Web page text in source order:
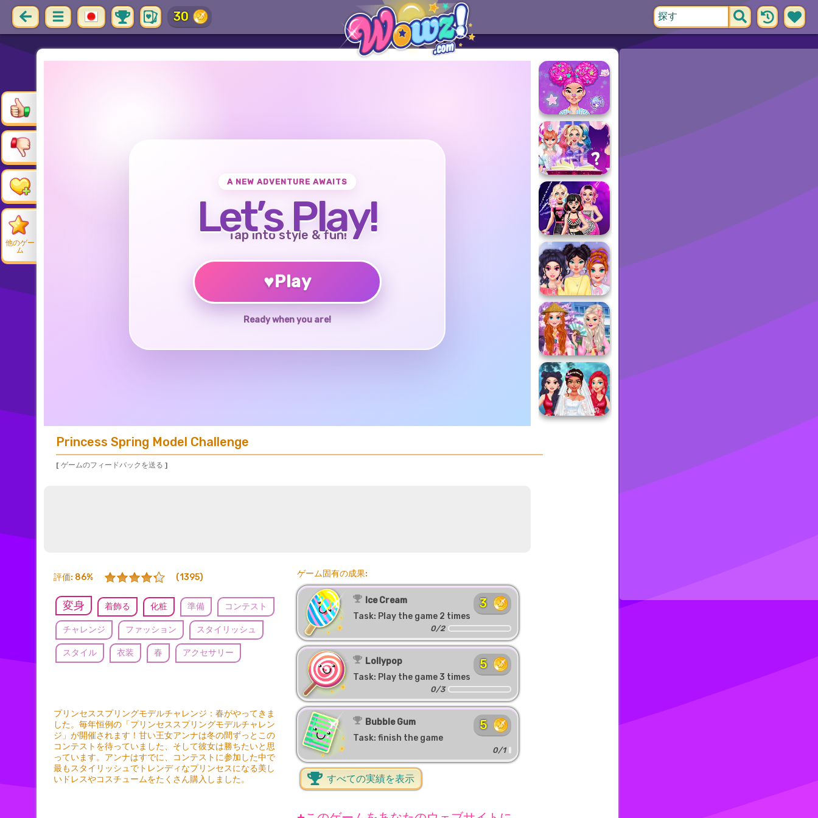
30
他のゲー
ム
A NEW ADVENTURE AWAITS
Let’s Play!
Tap into style & fun!
♥Play
Ready when you are!
Princess Spring Model Challenge
[ ゲームのフィードバックを送る ]
評価: 86% (1395)
変身 着飾る 化粧 準備 コンテスト
チャレンジ ファッション スタイリッシュ
スタイル 衣装 春 アクセサリー
プリンセススプリングモデルチャレンジ：春がやってきま
した。毎年恒例の「プリンセススプリングモデルチャレン
ジ」が開催されます！甘い王女アンナは冬の間ずっとこの
コンテストを待っていました、そして彼女は勝ちたいと思
っています。アンナはすでに、コンテストに参加した中で
最もスタイリッシュでトレンディなプリンセスになる美し
いドレスやコスチュームをたくさん購入しました。
ゲーム固有の成果:
Ice Cream
Task: Play the game 2 times
3
0/2
Lollypop
Task: Play the game 3 times
5
0/3
Bubble Gum
Task: finish the game
5
0/1
すべての実績を表示